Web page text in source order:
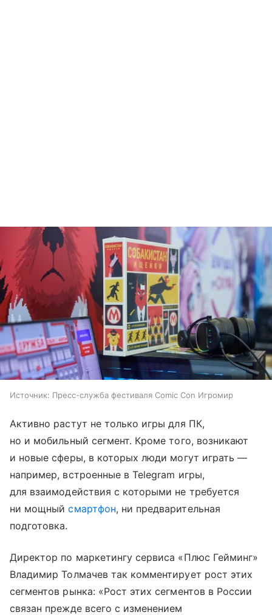
Источник: Пресс-служба фестиваля Comic Con Игромир
Активно растут не только игры для ПК,
но и мобильный сегмент. Кроме того, возникают
и новые сферы, в которых люди могут играть —
например, встроенные в Telegram игры,
для взаимодействия с которыми не требуется
ни мощныйсмартфон, ни предварительная
подготовка.
Директор по маркетингу сервиса «Плюс Гейминг»
Владимир Толмачев так комментирует рост этих
сегментов рынка: «Рост этих сегментов в России
связан прежде всего с изменением